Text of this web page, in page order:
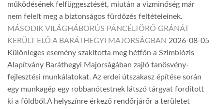
működésének felfüggesztését, miután a vízminőség már
nem felelt meg a biztonságos fürdőzés feltételeinek.
MÁSODIK VILÁGHÁBORÚS PÁNCÉLTÖRŐ GRÁNÁT
KERÜLT ELŐ A BARÁTHEGYI MAJORSÁGBAN 2026-08-05
Különleges esemény szakította meg hétfőn a Szimbiózis
Alapítvány Baráthegyi Majorságában zajló tanösvény-
fejlesztési munkálatokat. Az erdei útszakasz építése során
egy munkagép egy robbanótestnek látszó tárgyat fordított
ki a földből.A helyszínre érkező rendőrjárőr a területet